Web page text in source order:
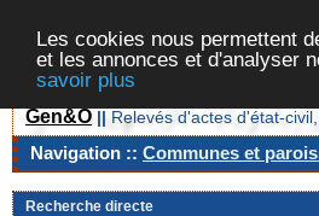
Les cookies nous permettent
et les annonces et d'analyser
savoir plus
Gen&O || Relevés d'actes d'état-
Navigation :: Communes et
Recherche directe